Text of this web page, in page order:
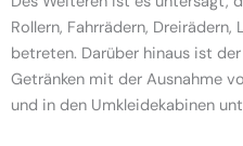
Rollern, Fahrrädern, Dreirädern,
betreten. Darüber hinaus ist
Getränken mit der Ausnahme
und in den Umkleidekabinen